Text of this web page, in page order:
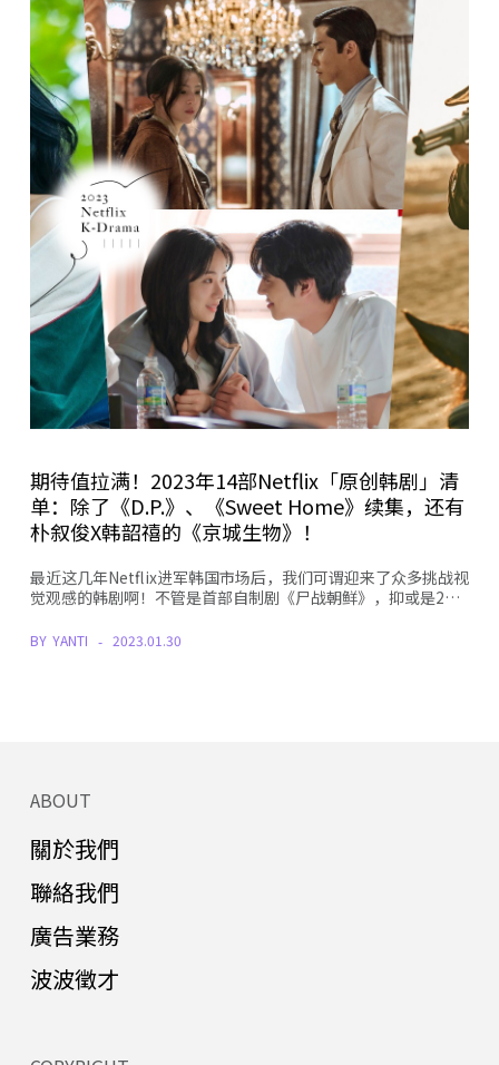
期待值拉满！2023年14部Netflix「原创韩剧」清
单：除了《D.P.》、《Sweet Home》续集，还有
朴叙俊X韩韶禧的《京城生物》！
最近这几年Netflix进军韩国市场后，我们可谓迎来了众多挑战视
觉观感的韩剧啊！不管是首部自制剧《尸战朝鲜》，抑或是2…
BY YANTI 2023.01.30
ABOUT
關於我們
聯絡我們
廣告業務
波波徵才